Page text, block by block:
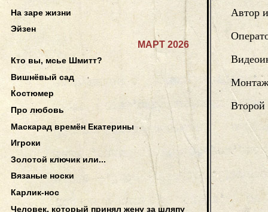
Автор
Монтаж
Второй
На заре жизни
Эйзен
МАРТ 2026
Кто вы, мсье Шмитт?
Вишнёвый сад
Костюмер
Про любовь
Маскарад времён Екатерины
Игроки
Золотой ключик или...
Вязаные носки
Карлик-нос
Человек, который принял жену за шляпу